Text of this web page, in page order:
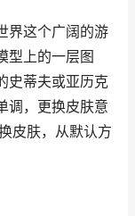
界这个广阔的游
型上的一层图
史蒂夫或亚历克
调，更换皮肤意
皮肤，从默认方